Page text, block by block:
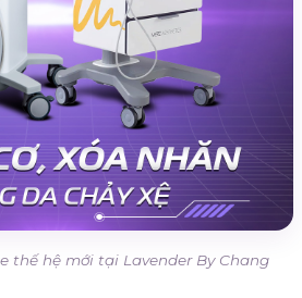
thế hệ mới tại Lavender By Chang